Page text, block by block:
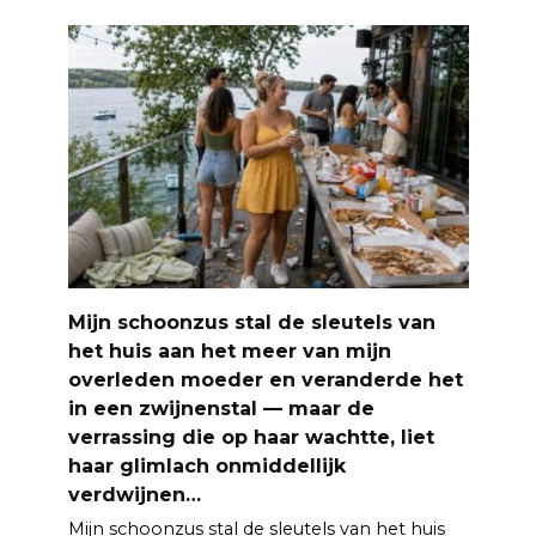
Mijn schoonzus stal de sleutels van
het huis aan het meer van mijn
overleden moeder en veranderde het
in een zwijnenstal — maar de
verrassing die op haar wachtte, liet
haar glimlach onmiddellijk
verdwijnen…
Mijn schoonzus stal de sleutels van het huis